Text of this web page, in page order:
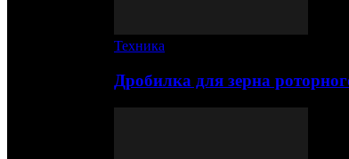
Техника
Дробилка для зерна